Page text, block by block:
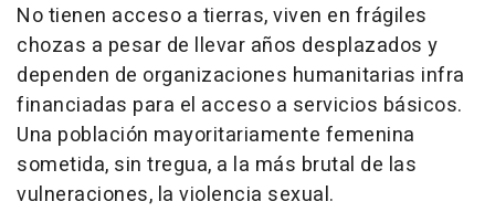
No tienen acceso a tierras, viven en frágiles
chozas a pesar de llevar años desplazados y
dependen de organizaciones humanitarias infra
financiadas para el acceso a servicios básicos.
Una población mayoritariamente femenina
sometida, sin tregua, a la más brutal de las
vulneraciones, la violencia sexual.